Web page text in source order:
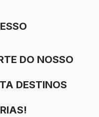
DO NOSSO
DESTINOS